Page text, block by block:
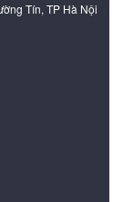
Tín, TP Hà Nội